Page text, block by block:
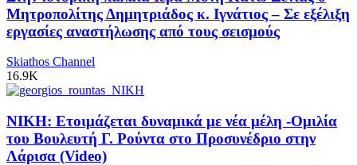
Μητροπολίτης Δημητριάδος κ. Ιγνάτιος – Σε εξέλιξη
εργασίες αναστήλωσης από τους σεισμούς
Skiathos Channel
16.9K
ΝΙΚΗ: Ετοιμάζεται δυναμικά με νέα μέλη -Ομιλία
του Βουλευτή Γ. Ρούντα στο Προσυνέδριο στην
Λάρισα (Video)